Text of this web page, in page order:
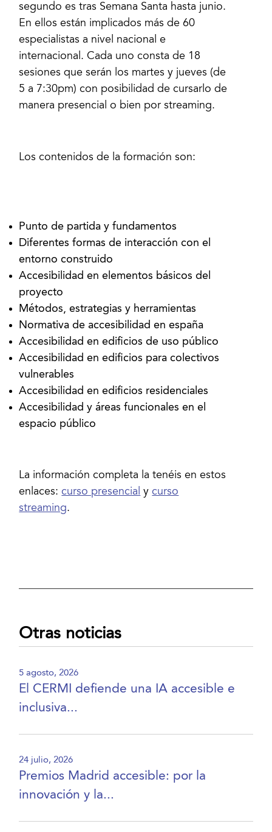
segundo es tras Semana Santa hasta junio.
En ellos están implicados más de 60
especialistas a nivel nacional e
internacional. Cada uno consta de 18
sesiones que serán los martes y jueves (de
5 a 7:30pm) con posibilidad de cursarlo de
manera presencial o bien por streaming.
Los contenidos de la formación son:
Diferentes formas de interacción con el
Accesibilidad en elementos básicos del
Accesibilidad en edificios para colectivos
Accesibilidad y áreas funcionales en el
La información completa la tenéis en estos
enlaces:curso presencial ycurso
streaming.
Otras noticias
5 agosto, 2026
El CERMI defiende una IA accesible e
inclusiva...
24 julio, 2026
Premios Madrid accesible: por la
innovación y la...